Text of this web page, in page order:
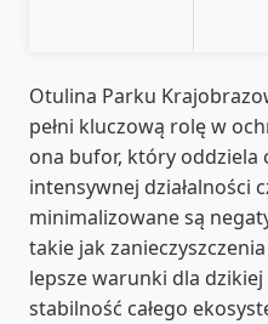
Otulina Parku
pełni kluczową rolę w
ona bufor, który oddziela
intensywnej działalności
minimalizowane są
takie jak
lepsze warunki dla
stabilność całego